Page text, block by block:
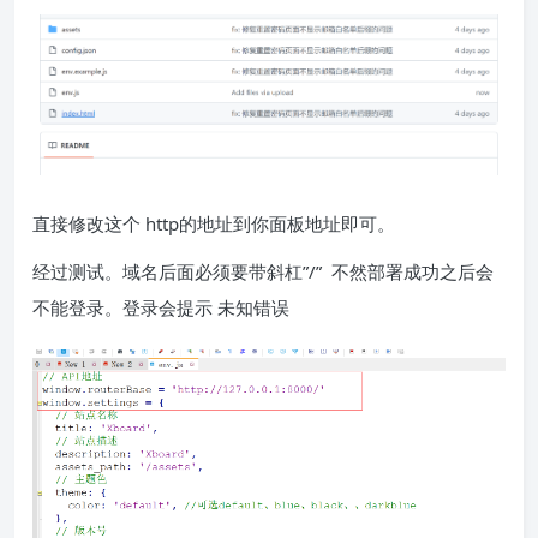
直接修改这个 http的地址到你面板地址即可。
经过测试。域名后面必须要带斜杠”/” 不然部署成功之后会
不能登录。登录会提示 未知错误